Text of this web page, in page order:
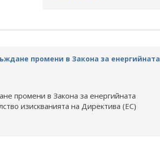
промени в Закона за енергийната
промени в Закона за енергийната
изискванията на Директива (ЕС)